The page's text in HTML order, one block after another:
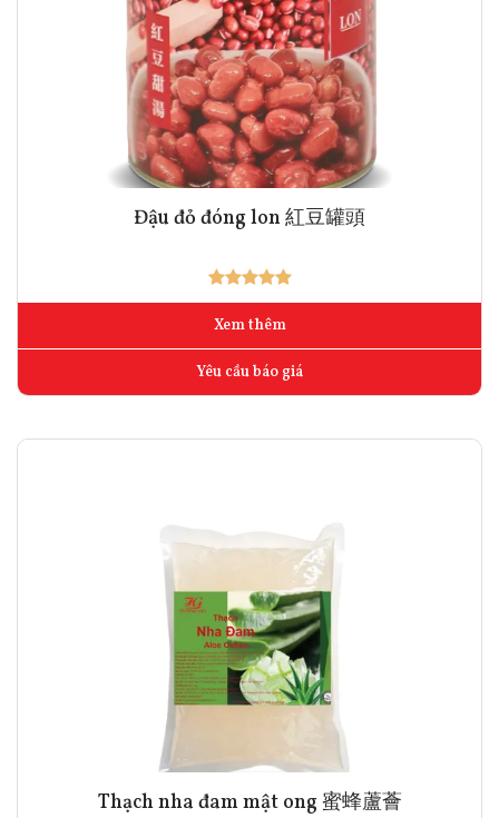
Đậu đỏ đóng lon 紅豆罐頭
Xem thêm
Yêu cầu báo giá
Thạch nha đam mật ong 蜜蜂蘆薈